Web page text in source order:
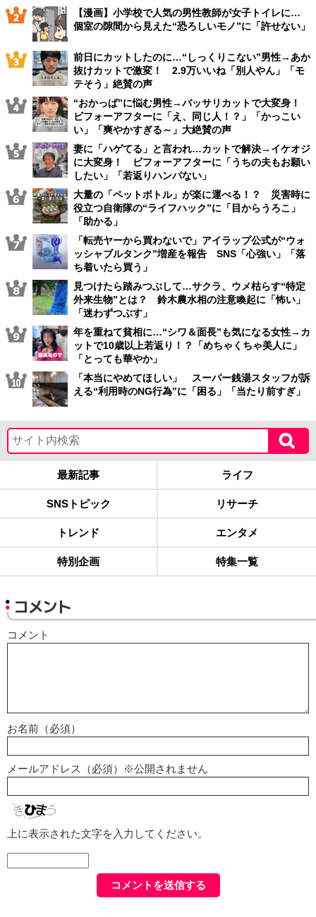
【漫画】小学校で人気の男性教師が女子トイレに…
個室の隙間から見えた“恐ろしいモノ”に「許せない」
前日にカットしたのに…“しっくりこない”男性→あか
抜けカットで激変！ 2.9万いいね「別人やん」「モ
テそう」絶賛の声
“おかっぱ”に悩む男性→バッサリカットで大変身！
ビフォーアフターに「え、同じ人！？」「かっこい
い」「爽やかすぎる～」大絶賛の声
妻に「ハゲてる」と言われ…カットで解決→イケオジ
に大変身！ ビフォーアフターに「うちの夫もお願い
したい」「若返りハンパない」
大量の「ペットボトル」が楽に運べる！？ 災害時に
役立つ自衛隊の“ライフハック”に「目からうろこ」
「助かる」
「転売ヤーから買わないで」アイラップ公式が“ウォ
ッシャブルタンク”増産を報告 SNS「心強い」「落
ち着いたら買う」
見つけたら踏みつぶして…サクラ、ウメ枯らす“特定
外来生物”とは？ 鈴木農水相の注意喚起に「怖い」
「迷わずつぶす」
年を重ねて貧相に…“シワ＆面長”も気になる女性→カ
ットで10歳以上若返り！？「めちゃくちゃ美人に」
「とっても華やか」
「本当にやめてほしい」 スーパー銭湯スタッフが訴
える“利用時のNG行為”に「困る」「当たり前すぎ」
最新記事 ライフ
SNSトピック リサーチ
トレンド エンタメ
特別企画 特集一覧
コメント
コメント
お名前（必須）
メールアドレス（必須）※公開されません
上に表示された文字を入力してください。